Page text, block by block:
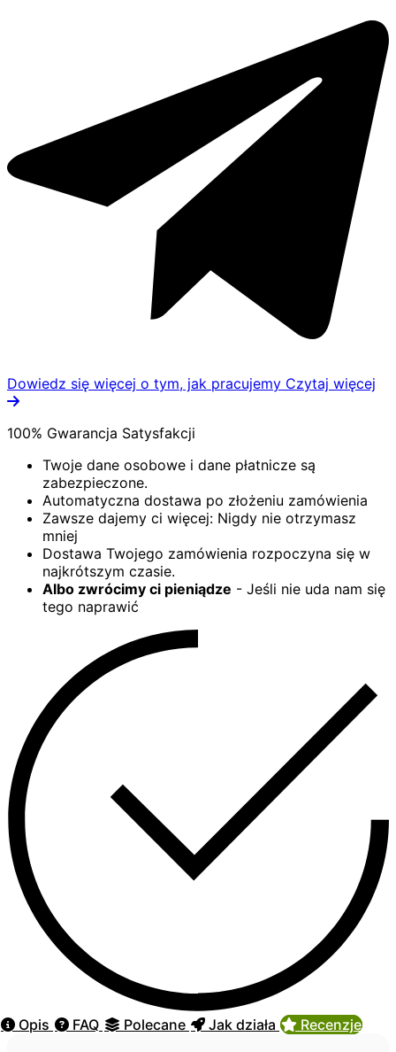
Dowiedz się więcej o tym, jak pracujemy Czytaj więcej
100% Gwarancja Satysfakcji
Twoje dane osobowe i dane płatnicze są
zabezpieczone.
Automatyczna dostawa po złożeniu zamówienia
Zawsze dajemy ci więcej: Nigdy nie otrzymasz
mniej
Dostawa Twojego zamówienia rozpoczyna się w
najkrótszym czasie.
Albo zwrócimy ci pieniądze - Jeśli nie uda nam się
tego naprawić
Opis FAQ Polecane Jak działa
Recenzje